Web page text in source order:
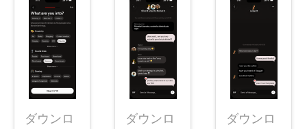
ダウンロ
ダウンロ
ダウンロ